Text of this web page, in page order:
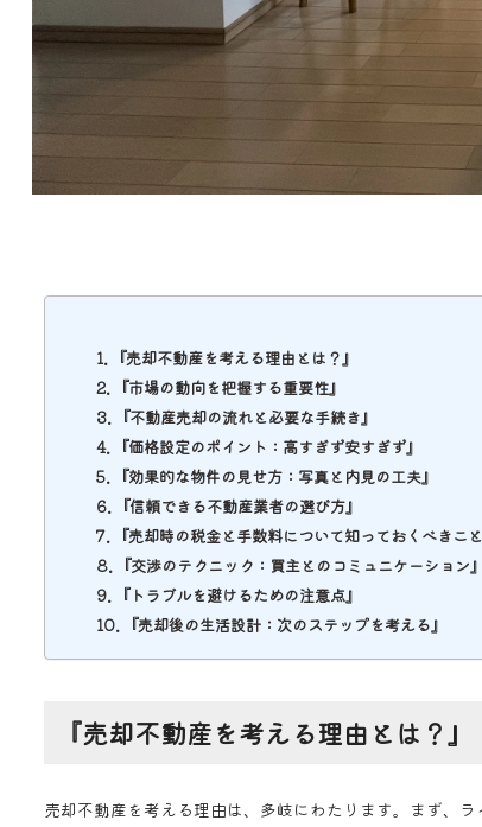
『売却不動産を考える理由とは？』
『市場の動向を把握する重要性』
『不動産売却の流れと必要な手続き』
『価格設定のポイント：高すぎず安すぎず』
『効果的な物件の見せ方：写真と内見の工夫』
『信頼できる不動産業者の選び方』
『売却時の税金と手数料について知っておくべきこと
『交渉のテクニック：買主とのコミュニケーション』
『トラブルを避けるための注意点』
『売却後の生活設計：次のステップを考える』
『売却不動産を考える理由とは？』
売却不動産を考える理由は、多岐にわたります。まず、